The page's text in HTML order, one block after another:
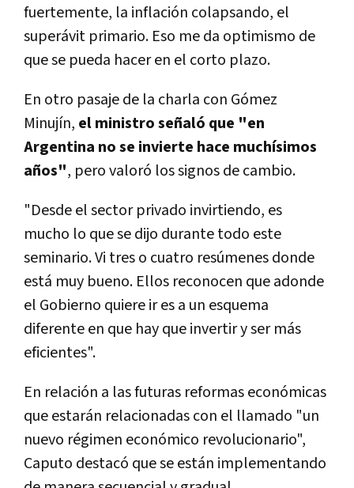
fuertemente, la inflación colapsando, el
superávit primario. Eso me da optimismo de
que se pueda hacer en el corto plazo.
En otro pasaje de la charla con Gómez
Minujín, el ministro señaló que "en
Argentina no se invierte hace muchísimos
años", pero valoró los signos de cambio.
"Desde el sector privado invirtiendo, es
mucho lo que se dijo durante todo este
seminario. Vi tres o cuatro resúmenes donde
está muy bueno. Ellos reconocen que adonde
el Gobierno quiere ir es a un esquema
diferente en que hay que invertir y ser más
eficientes".
En relación a las futuras reformas económicas
que estarán relacionadas con el llamado "un
nuevo régimen económico revolucionario",
Caputo destacó que se están implementando